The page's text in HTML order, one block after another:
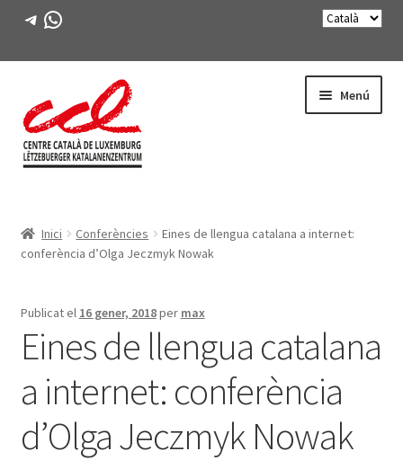
Telegram
WhatsApp
navegació
al
contingut
Menú
menú
ACTIVITATS
FES-TE SOCI
LLIBRE
INICIA SESSIÓ
Inici Conferències
Eines de llengua catalana a internet:
conferència d’Olga Jeczmyk Nowak
Publicat el 16 gener, 2018per max
Eines de llengua catalana
a internet: conferència
d’Olga Jeczmyk Nowak